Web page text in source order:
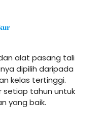
alat pasang tali
dipilih daripada
kelas tertinggi.
setiap tahun untuk
yang baik.